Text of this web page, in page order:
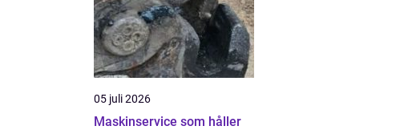
05 juli 2026
Maskinservice som håller